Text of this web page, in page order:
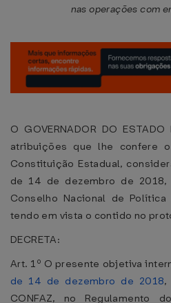
nas operações com
O GOVERNADOR DO
atribuições que lhe confere
Constituição Estadual,
de 14 de dezembro de
Conselho Nacional de Política
tendo em vista o contido no
DECRETA:
Art. 1º O presente objetiva
de 14 de dezembro de 2018,
CONFAZ, no Regulamento